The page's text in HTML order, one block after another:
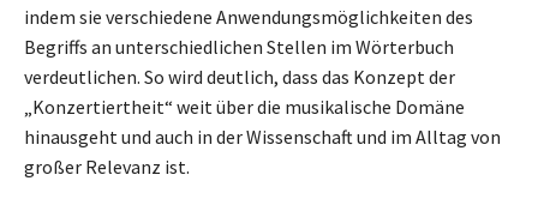
indem sie verschiedene Anwendungsmöglichkeiten des
Begriffs an unterschiedlichen Stellen im Wörterbuch
verdeutlichen. So wird deutlich, dass das Konzept der
„Konzertiertheit“ weit über die musikalische Domäne
hinausgeht und auch in der Wissenschaft und im Alltag von
großer Relevanz ist.